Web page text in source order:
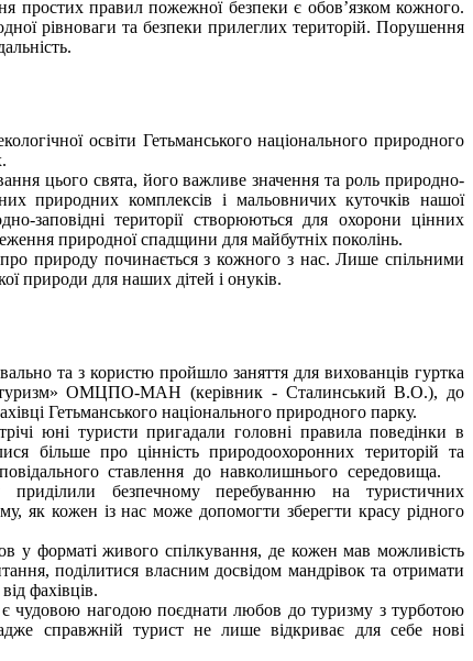
простих правил пожежної безпеки є обов’язком кожного.
рівноваги та безпеки прилеглих територій. Порушення
освіти Гетьманського національного природного
цього свята, його важливе значення та роль природно-
природних комплексів і мальовничих куточків нашої
заповідні території створюються для охорони цінних
природної спадщини для майбутніх поколінь.
природу починається з кожного з нас. Лише спільними
природи для наших дітей і онуків.
та з користю пройшло заняття для вихованців гуртка
ОМЦПО-МАН (керівник - Сталинський В.О.), до
Гетьманського національного природного парку.
юні туристи пригадали головні правила поведінки в
більше про цінність природоохоронних територій та
ставлення до навколишнього середовища.
безпечному перебуванню на туристичних
як кожен із нас може допомогти зберегти красу рідного
у форматі живого спілкування, де кожен мав можливість
поділитися власним досвідом мандрівок та отримати
фахівців.
є чудовою нагодою поєднати любов до туризму з турботою
справжній турист не лише відкриває для себе нові